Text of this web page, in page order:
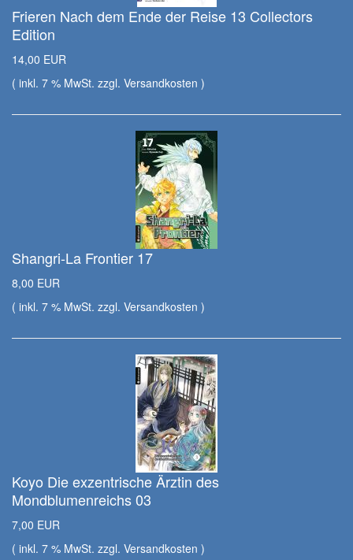
Frieren Nach dem Ende der Reise 13 Collectors
Edition
14,00 EUR
( inkl. 7 % MwSt. zzgl. Versandkosten )
Shangri-La Frontier 17
8,00 EUR
( inkl. 7 % MwSt. zzgl. Versandkosten )
Koyo Die exzentrische Ärztin des
Mondblumenreichs 03
7,00 EUR
( inkl. 7 % MwSt. zzgl. Versandkosten )